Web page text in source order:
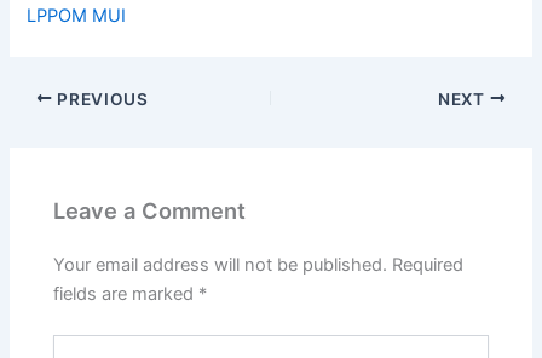
LPPOM MUI
PREVIOUS NEXT
Leave a Comment
Your email address will not be published. Required
fields are marked *